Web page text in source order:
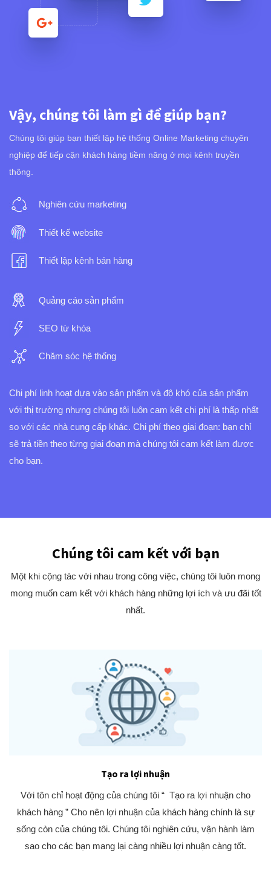
Vậy, chúng tôi làm gì để giúp bạn?
Chúng tôi giúp bạn thiết lập hệ thống Online Marketing chuyên
nghiệp để tiếp cận khách hàng tiềm năng ở mọi kênh truyền
thông.
Nghiên cứu marketing
Thiết kế website
Thiết lập kênh bán hàng
Quảng cáo sản phẩm
SEO từ khóa
Chăm sóc hệ thống
Chi phí linh hoạt dựa vào sản phẩm và độ khó của sản phẩm
với thị trường nhưng chúng tôi luôn cam kết chi phí là thấp nhất
so với các nhà cung cấp khác. Chi phí theo giai đoạn: bạn chỉ
sẽ trả tiền theo từng giai đoạn mà chúng tôi cam kết làm được
cho bạn.
Chúng tôi cam kết với bạn
Một khi cộng tác với nhau trong công việc, chúng tôi luôn mong
mong muốn cam kết với khách hàng những lợi ích và ưu đãi tốt
nhất.
Tạo ra lợi nhuận
Với tôn chỉ hoạt động của chúng tôi “ Tạo ra lợi nhuận cho
khách hàng ” Cho nên lợi nhuận của khách hàng chính là sự
sống còn của chúng tôi. Chúng tôi nghiên cứu, vận hành làm
sao cho các bạn mang lại càng nhiều lợi nhuận càng tốt.